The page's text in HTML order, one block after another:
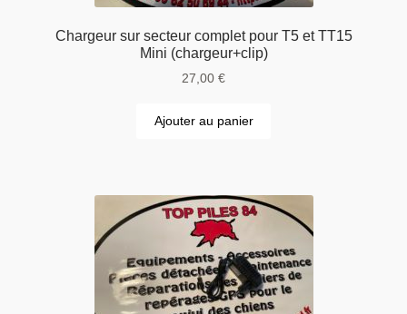
Chargeur sur secteur complet pour T5 et TT15
Mini (chargeur+clip)
27,00 €
Ajouter au panier